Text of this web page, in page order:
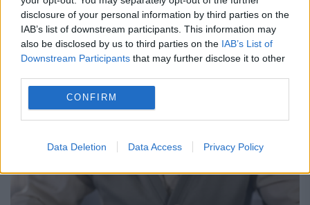
disclosure of your personal information by third parties on the
IAB’s list of downstream participants. This information may
also be disclosed by us to third parties on the IAB’s List of
Downstream Participants that may further disclose it to other
CONFIRM
Data Deletion Data Access Privacy Policy
în funcția de șef al Serviciului pentru
Prevenirea și Combaterea Spălării Banilor
cetățenia R. Moldova în urmă cu...